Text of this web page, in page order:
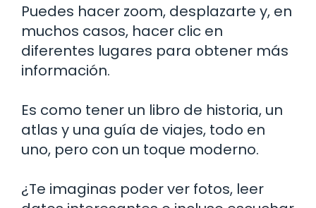
Puedes hacer zoom, desplazarte y, en
muchos casos, hacer clic en
diferentes lugares para obtener más
información.
Es como tener un libro de historia, un
atlas y una guía de viajes, todo en
uno, pero con un toque moderno.
¿Te imaginas poder ver fotos, leer